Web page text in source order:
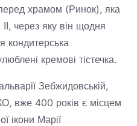
храмом (Ринок), яка
через яку він щодня
кондитерська
кремові тістечка.
Зебжидовській,
вже 400 років є місцем
ікони Марії